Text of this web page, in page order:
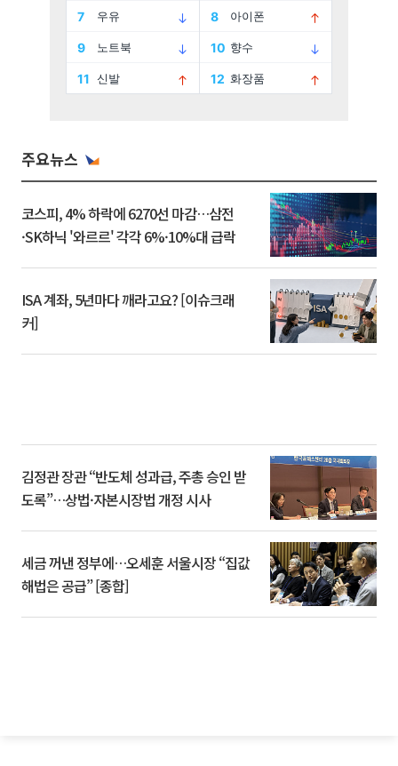
주요뉴스
코스피, 4% 하락에 6270선 마감…삼전
·SK하닉 '와르르' 각각 6%·10%대 급락
ISA 계좌, 5년마다 깨라고요? [이슈크래
커]
김정관 장관 “반도체 성과급, 주총 승인 받
도록”…상법·자본시장법 개정 시사
세금 꺼낸 정부에…오세훈 서울시장 “집값
해법은 공급” [종합]